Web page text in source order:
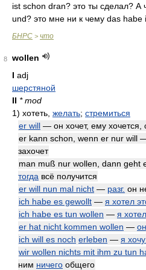
ist schon dran? это ты сделал? А
und? это мне ни к чему das habe
БНРС > что
8
wollen
I adj
шерстяной
II * mod
1) хотеть, желать; стремиться
er will — он хочет, ему хочется,
er kann schon, wenn er nur will
захочет
man muß nur wollen, dann geht
тогда всё получится
er will nun mal nicht — разг. он
ich habe es gewollt — я хотел
ich habe es tun wollen — я
er hat nicht kommen wollen —
ich will es noch erleben — я
wir wollen nichts mit ihm zu tun
ним ничего общего